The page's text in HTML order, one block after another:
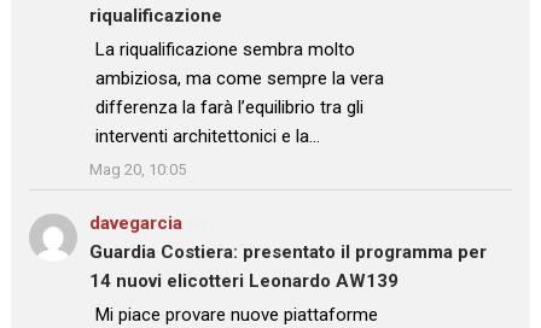
riqualificazione
: “La riqualificazione sembra molto
ambiziosa, ma come sempre la vera
differenza la farà l’equilibrio tra gli
interventi architettonici e la…
”
Mag 20, 10:05
davegarcia
Guardia Costiera: presentato il programma per
14 nuovi elicotteri Leonardo AW139
: “
Mi piace provare nuove piattaforme